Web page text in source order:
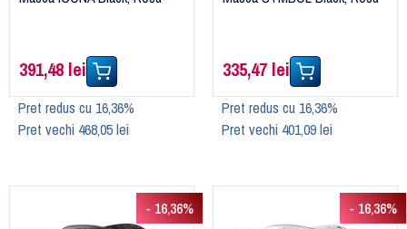
391,48 lei
Pret redus cu 16,36%
Pret vechi 468,05 lei
335,47 lei
Pret redus cu 16,36%
Pret vechi 401,09 lei
- 16,36% - 16,36%